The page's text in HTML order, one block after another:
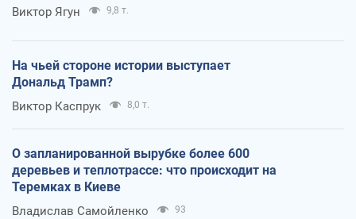
Виктор Ягун 9,8 т.
На чьей стороне истории выступает
Дональд Трамп?
Виктор Каспрук 8,0 т.
О запланированной вырубке более 600
деревьев и теплотрассе: что происходит на
Теремках в Киеве
Владислав Самойленко 93